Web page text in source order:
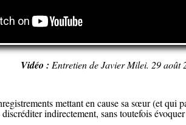
Vidéo : Entretien de Javier Milei. 29 août
mettant en cause sa sœur (et
indirectement, sans toutefois